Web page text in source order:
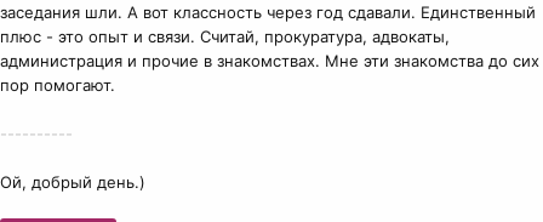
заседания шли. А вот классность через год сдавали. Единственный
плюс - это опыт и связи. Считай, прокуратура, адвокаты,
администрация и прочие в знакомствах. Мне эти знакомства до сих
пор помогают.
----------
Ой, добрый день.)